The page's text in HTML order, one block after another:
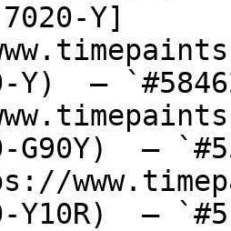
Y]
Y)  —
G90Y)  —
Y10R)  —